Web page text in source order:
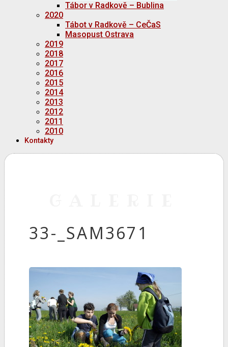
Tábor v Radkově – Bublina
2020
Tábot v Radkově – CeČaS
Masopust Ostrava
2019
2018
2017
2016
2015
2014
2013
2012
2011
2010
Kontakty
33-_SAM3671